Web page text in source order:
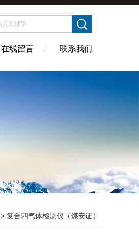
在线留言 联系我们
> 复合四气体检测仪（煤安证）